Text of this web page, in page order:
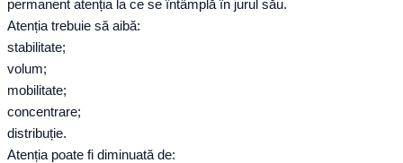
permanent atenția la ce se întâmplă în jurul său.
Atenția trebuie să aibă:
stabilitate;
volum;
mobilitate;
concentrare;
distribuție.
Atenția poate fi diminuată de: